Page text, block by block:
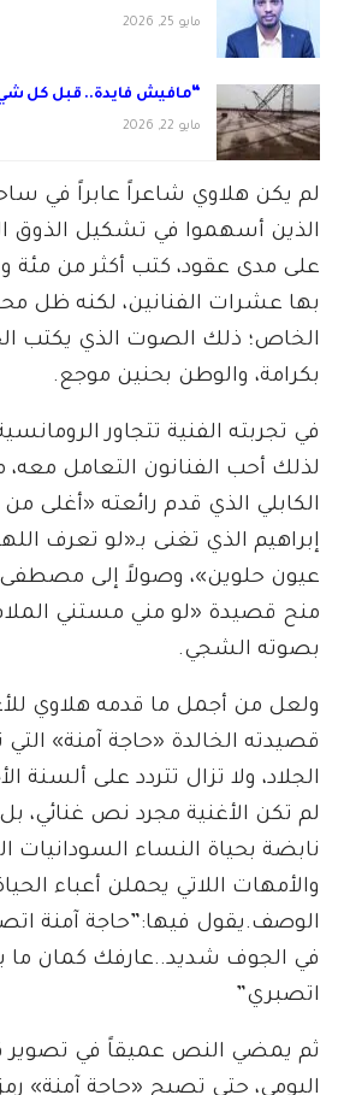
مايو 25, 2026
“مافيش فايدة.. قبل كل
مايو 22, 2026
لم يكن هلاوي شاعراً عابراً في
الذين أسهموا في تشكيل الذوق
على مدى عقود، كتب أكثر من مئة
بها عشرات الفنانين، لكنه ظل
الخاص؛ ذلك الصوت الذي يكتب
بكرامة، والوطن بحنين موجع.
في تجربته الفنية تتجاور
لذلك أحب الفنانون التعامل معه،
الكابلي الذي قدم رائعته «أغلى
إبراهيم الذي تغنى بـ«لو تعرف
عيون حلوين»، وصولاً إلى
منح قصيدة «لو مني مستني
بصوته الشجي.
ولعل من أجمل ما قدمه هلاوي
قصيدته الخالدة «حاجة آمنة»
الجلاد، ولا تزال تتردد على ألسنة
لم تكن الأغنية مجرد نص غنائي،
نابضة بحياة النساء السودانيات
والأمهات اللاتي يحملن أعباء
الوصف.يقول فيها:”حاجة آمنة
في الجوف شديد..عارفك كمان ما
اتصبري”
ثم يمضي النص عميقاً في تصوير
اليومي، حتى تصبح «حاجة آمنة»